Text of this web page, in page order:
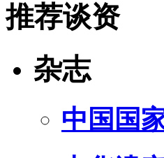
推荐谈资
杂志
中国国